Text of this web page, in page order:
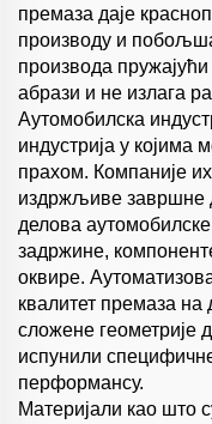
премаза даје
производу и
производа
абрази и не излага
Аутомобилска
индустрија у
прахом. Компаније
издржљиве завршне
делова аутомобилске
задржине,
оквире.
квалитет премаза на
сложене геометрије
испунили
перформансу.
Материјали као што